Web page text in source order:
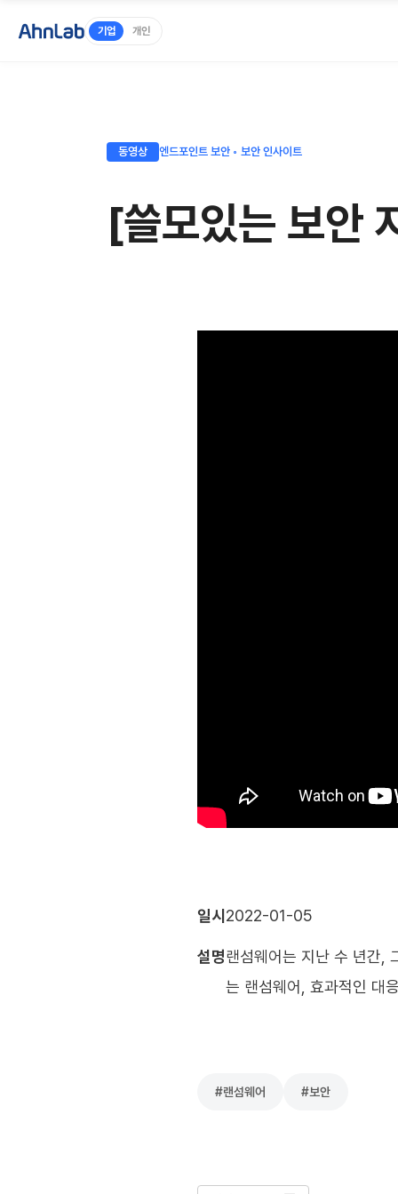
기업 개인
동영상 엔드포인트 보안 ◦ 보안 인사이트
[쓸모있는 보안
일시
설명
2022-01-05
랜섬웨어는 지난 수 년간,
는 랜섬웨어, 효과적인 대
#랜섬웨어 #보안